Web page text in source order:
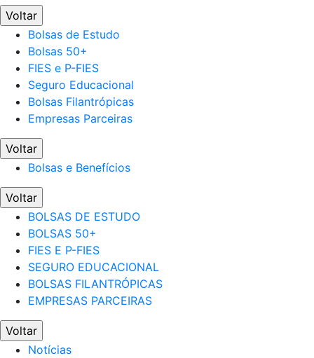
Voltar
Bolsas de Estudo
Bolsas 50+
FIES e P-FIES
Seguro Educacional
Bolsas Filantrópicas
Empresas Parceiras
Voltar
Bolsas e Benefícios
Voltar
BOLSAS DE ESTUDO
BOLSAS 50+
FIES E P-FIES
SEGURO EDUCACIONAL
BOLSAS FILANTRÓPICAS
EMPRESAS PARCEIRAS
Voltar
Notícias